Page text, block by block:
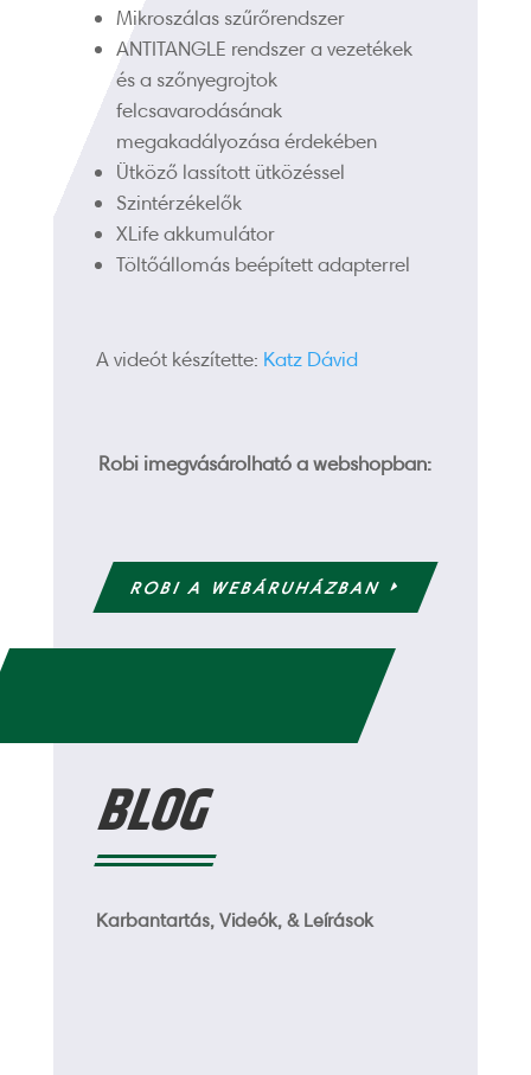
Mikroszálas szűrőrendszer
ANTITANGLE rendszer a vezetékek
és a szőnyegrojtok
felcsavarodásának
megakadályozása érdekében
Ütköző lassított ütközéssel
Szintérzékelők
XLife akkumulátor
Töltőállomás beépített adapterrel
A videót készítette: Katz Dávid
Robi imegvásárolható a webshopban:
ROBI A WEBÁRUHÁZBAN
BLOG
Karbantartás, Videók, & Leírások